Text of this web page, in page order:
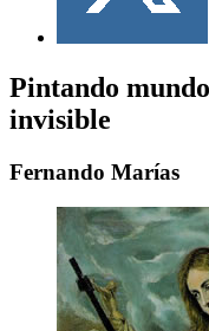
Pintando
invisible
Fernando Marías